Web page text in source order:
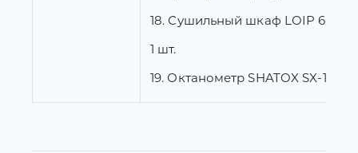
18. Сушильный шкаф LOIP 60/
1 шт.
19. Октанометр SHATOX SX-100K